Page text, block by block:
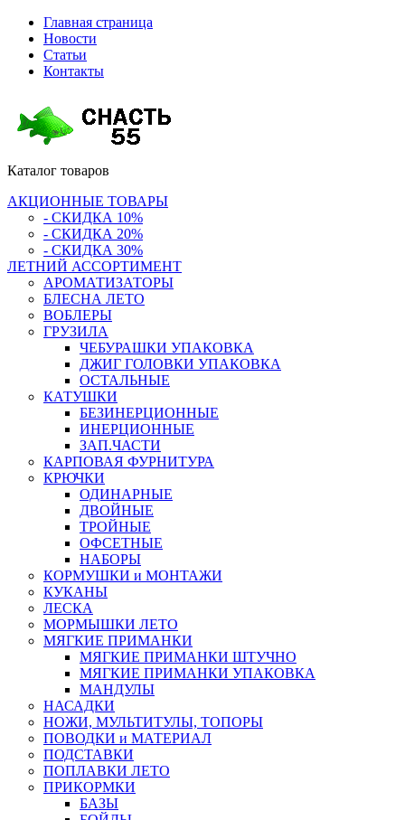
Главная страница
Новости
Статьи
Контакты
Каталог товаров
АКЦИОННЫЕ ТОВАРЫ
- СКИДКА 10%
- СКИДКА 20%
- СКИДКА 30%
ЛЕТНИЙ АССОРТИМЕНТ
АРОМАТИЗАТОРЫ
БЛЕСНА ЛЕТО
ВОБЛЕРЫ
ГРУЗИЛА
ЧЕБУРАШКИ УПАКОВКА
ДЖИГ ГОЛОВКИ УПАКОВКА
ОСТАЛЬНЫЕ
КАТУШКИ
БЕЗИНЕРЦИОННЫЕ
ИНЕРЦИОННЫЕ
ЗАП.ЧАСТИ
КАРПОВАЯ ФУРНИТУРА
КРЮЧКИ
ОДИНАРНЫЕ
ДВОЙНЫЕ
ТРОЙНЫЕ
ОФСЕТНЫЕ
НАБОРЫ
КОРМУШКИ и МОНТАЖИ
КУКАНЫ
ЛЕСКА
МОРМЫШКИ ЛЕТО
МЯГКИЕ ПРИМАНКИ
МЯГКИЕ ПРИМАНКИ ШТУЧНО
МЯГКИЕ ПРИМАНКИ УПАКОВКА
МАНДУЛЫ
НАСАДКИ
НОЖИ, МУЛЬТИТУЛЫ, ТОПОРЫ
ПОВОДКИ и МАТЕРИАЛ
ПОДСТАВКИ
ПОПЛАВКИ ЛЕТО
ПРИКОРМКИ
БАЗЫ